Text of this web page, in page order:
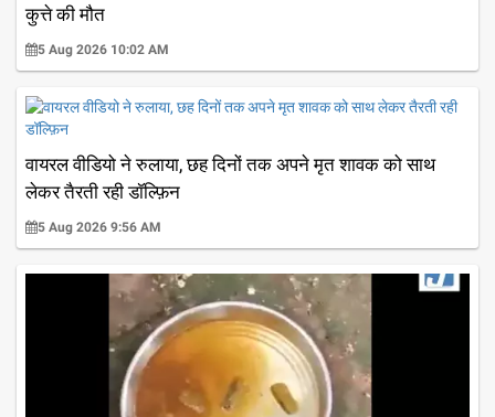
कुत्ते की मौत
5 Aug 2026 10:02 AM
वायरल वीडियो ने रुलाया, छह दिनों तक अपने मृत शावक को साथ
लेकर तैरती रही डॉल्फ़िन
5 Aug 2026 9:56 AM